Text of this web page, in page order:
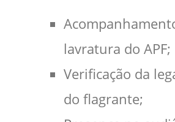
lavratura do APF;
Verificação da
do flagrante;